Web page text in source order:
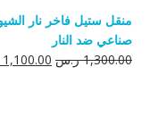
هو:
550.00 ر.س.
منقل ستيل فاخر نار
صناعي ضد النار
1,300.00 ر.س السعر
1,100.00